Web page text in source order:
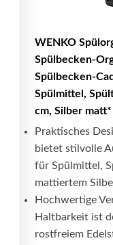
WENKO
Spülbecken-
Spülbecken-
Spülmittel,
cm, Silber matt*
Praktisches
bietet stilvolle
für Spülmittel,
mattiertem
Hochwertige
Haltbarkeit ist
rostfreiem